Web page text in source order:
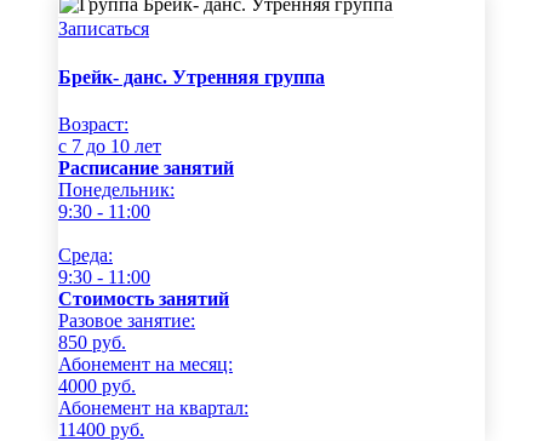
Записаться
Брейк- данс. Утренняя группа
Возраст:
c 7 до 10 лет
Расписание занятий
Понедельник:
9:30 - 11:00
Среда:
9:30 - 11:00
Стоимость занятий
Разовое занятие:
850 руб.
Абонемент на месяц:
4000 руб.
Абонемент на квартал:
11400 руб.